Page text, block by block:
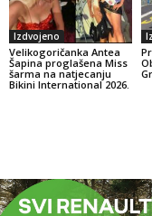
Izdvojeno
Velikogoričanka Antea
Šapina proglašena Miss
šarma na natjecanju
Bikini International 2026.